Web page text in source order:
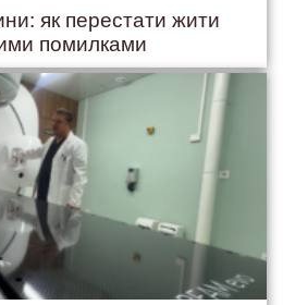
як перестати жити
помилками